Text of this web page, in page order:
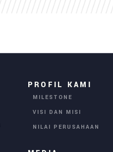
PROFIL KAMI
MILESTONE
VISI DAN MISI
NILAI PERUSAHAAN